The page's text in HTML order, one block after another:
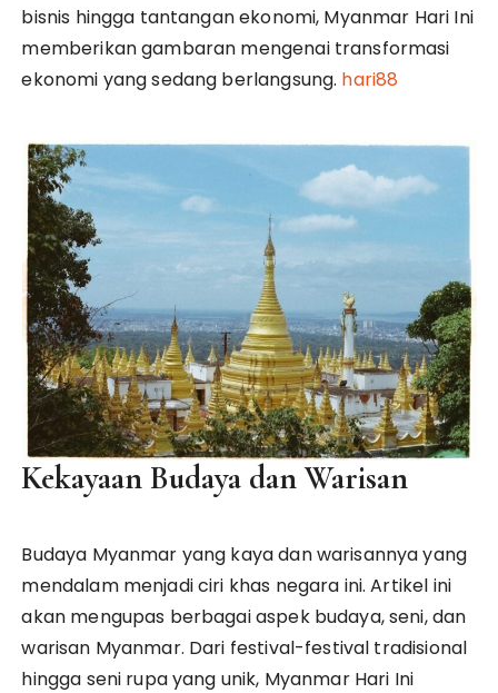
bisnis hingga tantangan ekonomi, Myanmar Hari Ini
memberikan gambaran mengenai transformasi
ekonomi yang sedang berlangsung. hari88
Kekayaan Budaya dan Warisan
Budaya Myanmar yang kaya dan warisannya yang
mendalam menjadi ciri khas negara ini. Artikel ini
akan mengupas berbagai aspek budaya, seni, dan
warisan Myanmar. Dari festival-festival tradisional
hingga seni rupa yang unik, Myanmar Hari Ini